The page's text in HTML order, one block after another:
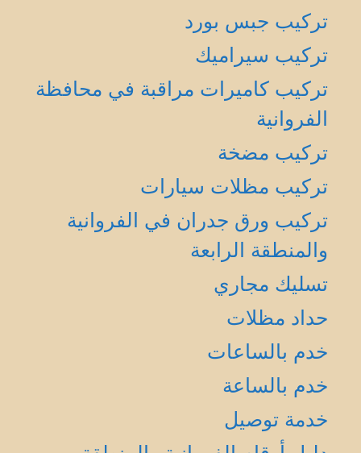
تركيب جبس بورد
تركيب سيراميك
تركيب كاميرات مراقبة في محافظة
الفروانية
تركيب مضخة
تركيب مظلات سيارات
تركيب ورق جدران في الفروانية
والمنطقة الرابعة
تسليك مجاري
حداد مظلات
خدم بالساعات
خدم بالساعة
خدمة توصيل